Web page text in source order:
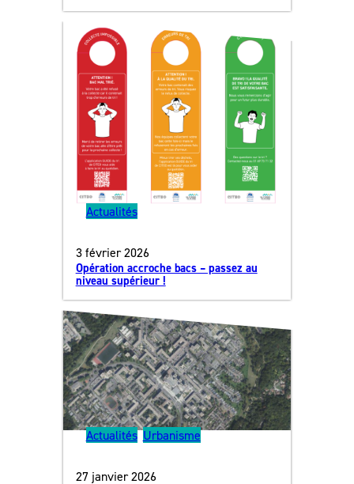
Actualités
3 février 2026
Opération accroche bacs – passez au
niveau supérieur !
Actualités, Urbanisme
27 janvier 2026